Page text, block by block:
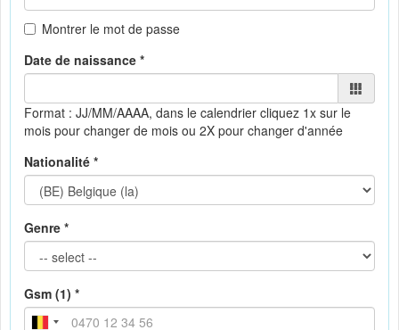
Montrer le mot de passe
Date de naissance *
Format : JJ/MM/AAAA, dans le calendrier cliquez 1x sur le
mois pour changer de mois ou 2X pour changer d'année
Nationalité *
Genre *
Gsm (1) *